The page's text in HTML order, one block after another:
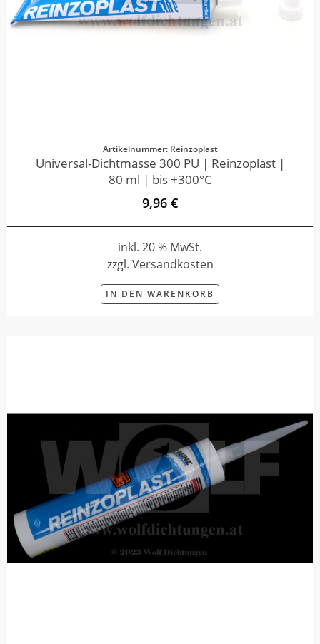
Artikelnummer: Reinzoplast
Universal-Dichtmasse 300 PU | Reinzoplast |
80 ml | bis +300°C
9,96 €
inkl. 20 % MwSt.
zzgl. Versandkosten
IN DEN WARENKORB